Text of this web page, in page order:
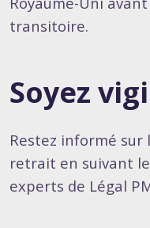
transitoire.
Soyez
Restez informé sur
retrait en suivant
experts de Légal